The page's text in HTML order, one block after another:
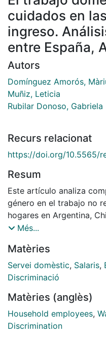
cuidados en
ingreso.
entre España,
Autors
Domínguez Amorós,
Muñiz, Leticia
Rubilar Donoso, Gabriela
Recurs relacionat
https://doi.org/10.5565/
Resum
Este artículo analiza
género en el trabajo no
hogares en Argentina,
se analiza la distribución
análisis del uso del
factores explicativos de
doméstico y de
España; TRN-2013 de
Chile), se estima un
muestra de hogares de
Més...
Matèries
Servei domèstic, Salaris,
Discriminació
Matèries (anglès)
Household employees,
Discrimination